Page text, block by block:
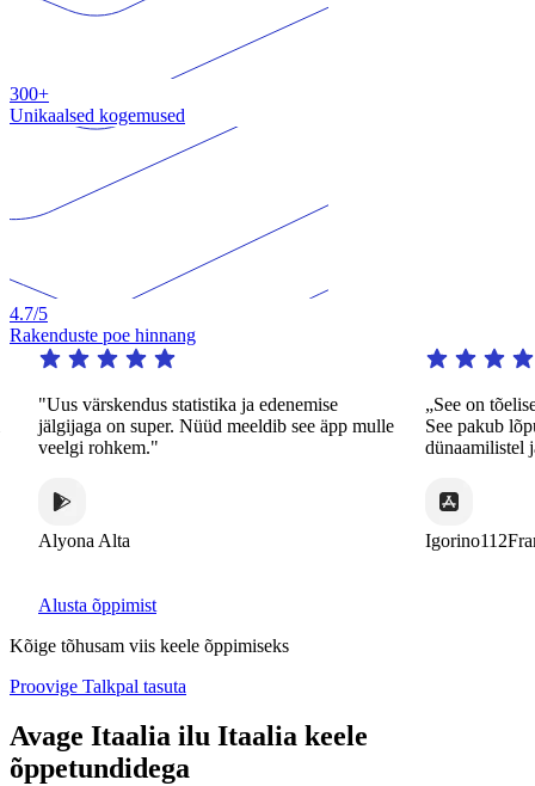
300+
Unikaalsed kogemused
4.7/5
Rakenduste poe hinnang
värskendus statistika ja edenemise
on super. Nüüd meeldib see äpp mulle
rohkem."
Alta
„See on tõeliselt
See pakub lõputut
dünaamilistel ja
Igorino112France
Alusta õppimist
Kõige tõhusam viis keele õppimiseks
Proovige Talkpal tasuta
Avage Itaalia ilu Itaalia keele
õppetundidega